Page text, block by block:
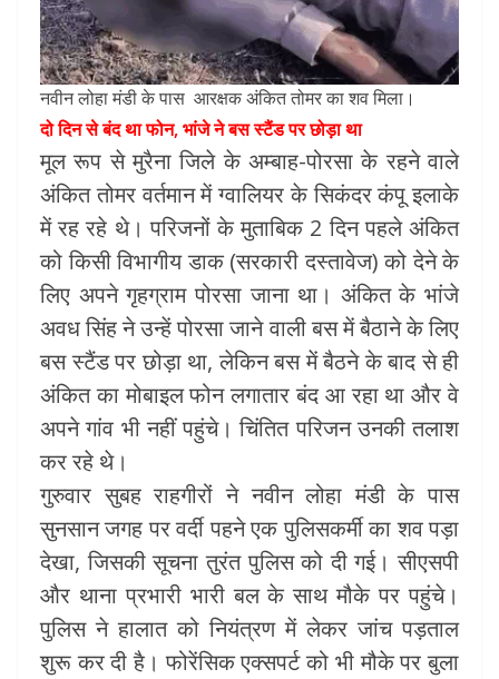
नवीन लोहा मंडी के पास आरक्षक अंकित तोमर का शव मिला।
दो दिन से बंद था फोन, भांजे ने बस स्टैंड पर छोड़ा था
मूल रूप से मुरैना जिले के अम्बाह-पोरसा के रहने वाले
अंकित तोमर वर्तमान में ग्वालियर के सिकंदर कंपू इलाके
में रह रहे थे। परिजनों के मुताबिक 2 दिन पहले अंकित
को किसी विभागीय डाक (सरकारी दस्तावेज) को देने के
लिए अपने गृहग्राम पोरसा जाना था। अंकित के भांजे
अवध सिंह ने उन्हें पोरसा जाने वाली बस में बैठाने के लिए
बस स्टैंड पर छोड़ा था, लेकिन बस में बैठने के बाद से ही
अंकित का मोबाइल फोन लगातार बंद आ रहा था और वे
अपने गांव भी नहीं पहुंचे। चिंतित परिजन उनकी तलाश
कर रहे थे।
गुरुवार सुबह राहगीरों ने नवीन लोहा मंडी के पास
सुनसान जगह पर वर्दी पहने एक पुलिसकर्मी का शव पड़ा
देखा, जिसकी सूचना तुरंत पुलिस को दी गई। सीएसपी
और थाना प्रभारी भारी बल के साथ मौके पर पहुंचे।
पुलिस ने हालात को नियंत्रण में लेकर जांच पड़ताल
शुरू कर दी है। फोरेंसिक एक्सपर्ट को भी मौके पर बुला